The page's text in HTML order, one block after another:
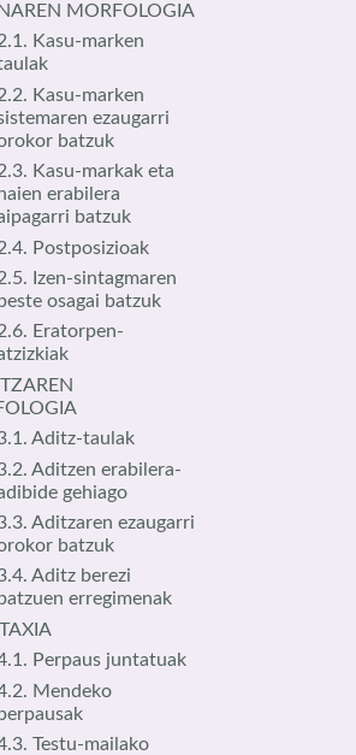
MORFOLOGIA
Kasu-marken
Kasu-marken
ezaugarri
batzuk
Kasu-markak eta
haien erabilera
batzuk
Postposizioak
Izen-sintagmaren
beste osagai batzuk
Eratorpen-
Aditz-taulak
Aditzen erabilera-
gehiago
Aditzaren ezaugarri
batzuk
Aditz berezi
batzuen erregimenak
Perpaus juntatuak
Mendeko
Testu-mailako